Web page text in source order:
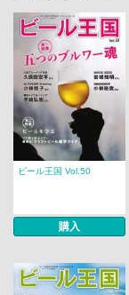
ビール王国 Vol.50
購入